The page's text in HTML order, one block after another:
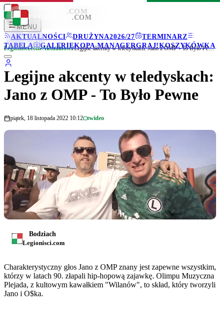
LEGIONISCI .COM
MENU
AKTUALNOŚCI
DRUŻYNA2026/27
TERMINARZ
TABELA
GALERIEKOPA MANAGERGRAJ!KOSZYKÓWKA
LEGIONISCI .COM
Legionisci.com/Aktualności/ Legijne akcenty w teledyskach: Jano z OMP - To Było Pewne
Legijne akcenty w teledyskach:
Jano z OMP - To Było Pewne
piątek, 18 listopada 2022 10:12 wideo
Bodziach
Legionisci.com
Charakterystyczny głos Jano z OMP znany jest zapewne wszystkim,
którzy w latach 90. złapali hip-hopową zajawkę. Olimpu Muzyczna
Plejada, z kultowym kawałkiem "Wilanów", to skład, który tworzyli
Jano i O$ka.